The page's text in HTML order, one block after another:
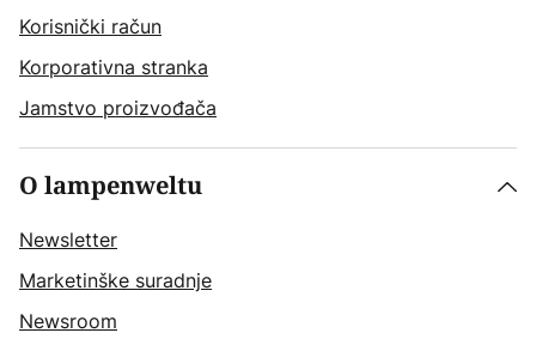
Korisnički račun
Korporativna stranka
Jamstvo proizvođača
O lampenweltu
Newsletter
Marketinške suradnje
Newsroom